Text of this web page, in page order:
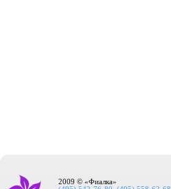
2009 © «Фиалка»